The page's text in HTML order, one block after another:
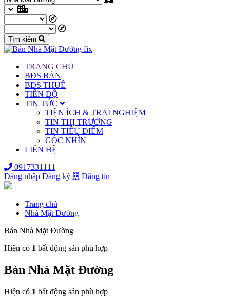
Tìm kiếm
TRANG CHỦ
BĐS BÁN
BĐS THUÊ
TIẾN ĐỘ
TIN TỨC
TIỆN ÍCH & TRẢI NGHIỆM
TIN THỊ TRƯỜNG
TIN TIÊU ĐIỂM
GÓC NHÌN
LIÊN HỆ
0917331111
Đăng nhập Đăng ký Đăng tin
Trang chủ
Nhà Mặt Đường
Bán Nhà Mặt Đường
Hiện có 1 bất động sản phù hợp
Bán Nhà Mặt Đường
Hiện có 1 bất động sản phù hợp